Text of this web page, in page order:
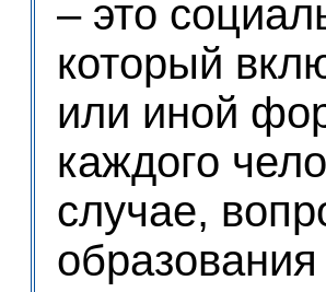
– это
который
или иной
каждого
случае,